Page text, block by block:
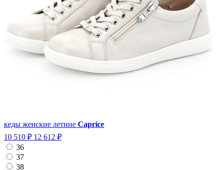
кеды женские летние Caprice
10 510 ₽ 12 612 ₽
36
37
38